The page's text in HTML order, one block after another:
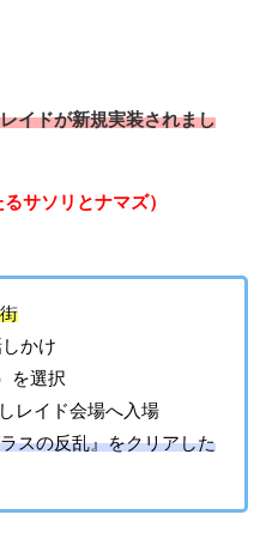
イドが新規実装されまし
サソリとナマズ）
かけ
を選択
レイド会場へ入場
スの反乱』をクリアした